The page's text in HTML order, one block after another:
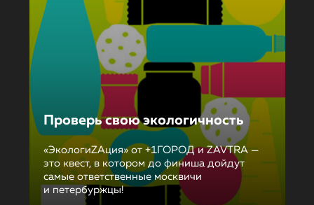
Проверь свою экологичность
«ЭкологиZAция» от +1ГОРОД и ZAVTRA —
это квест, в котором до финиша дойдут
самые ответственные москвичи
и петербуржцы!